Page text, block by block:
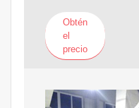
Obtén
el
precio